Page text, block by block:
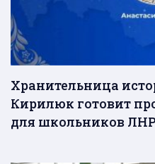
Хранительница
Кирилюк готовит
для школьников